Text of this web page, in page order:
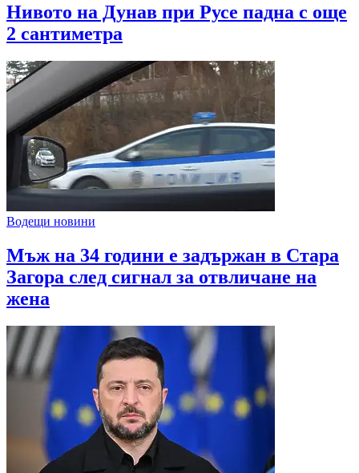
Нивото на Дунав при Русе падна с още
2 сантиметра
Водещи новини
Мъж на 34 години е задържан в Стара
Загора след сигнал за отвличане на
жена